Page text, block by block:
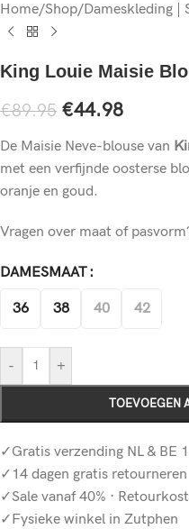
Home/Shop/Dameskleding |
King Louie Maisie
€89.95 €44.98
De Maisie Neve-blouse van
met een verfijnde oosterse
oranje en goud.
Vragen over maat of
DAMESMAAT
36 38 40 42
- +
TOEVOEGEN
✓Gratis verzending NL & BE
✓14 dagen gratis retourneren
✓Sale vanaf 40% ·
✓Fysieke winkel in Zutphen